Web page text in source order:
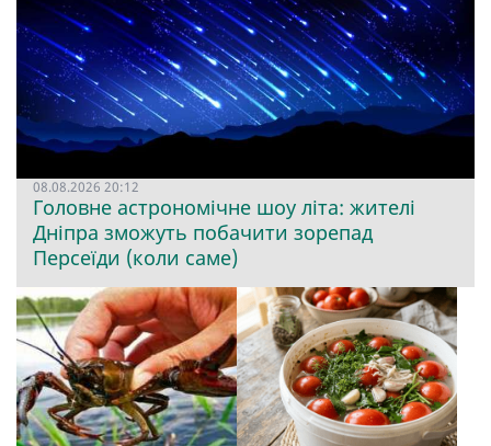
08.08.2026 20:12
Головне астрономічне шоу літа: жителі
Дніпра зможуть побачити зорепад
Персеїди (коли саме)